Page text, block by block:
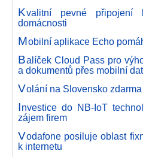
Kvalitní pevné připojení
domácnosti
Mobilní aplikace Echo
Balíček Cloud Pass pro
a dokumentů přes mobilní
Volání na Slovensko zdarma
Investice do NB-IoT
zájem firem
Vodafone posiluje oblast
k internetu